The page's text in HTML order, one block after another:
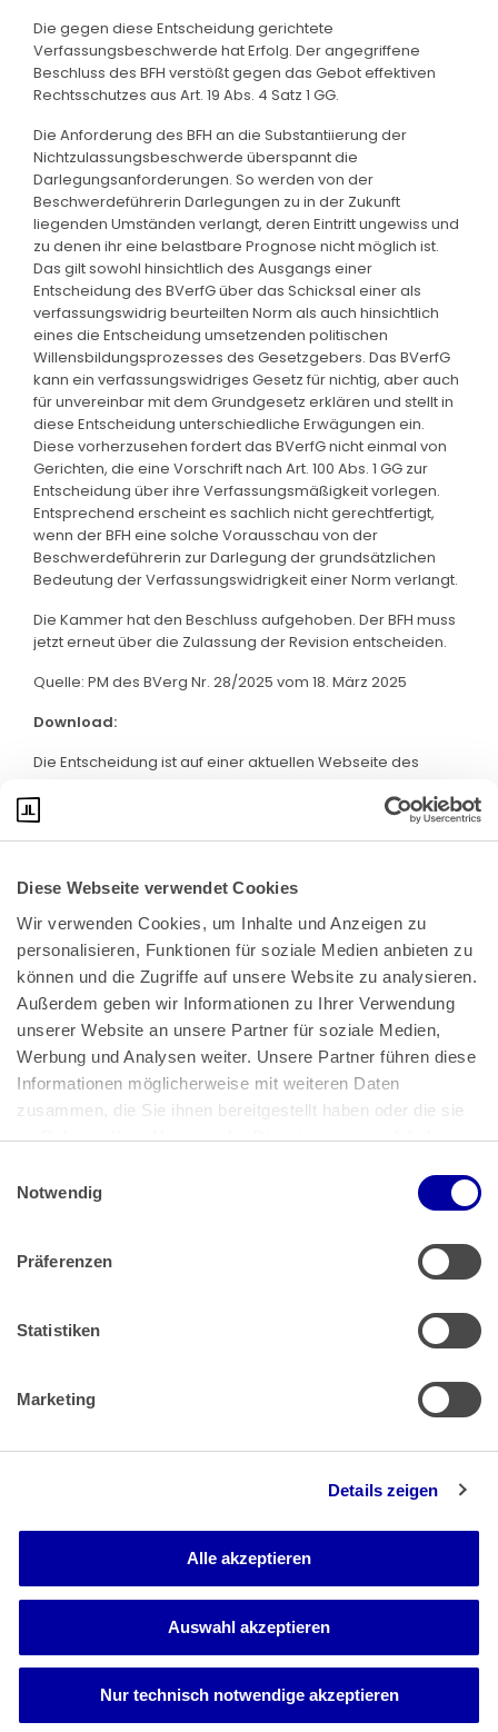
Diese Webseite verwendet Cookies
Wir verwenden Cookies, um Inhalte und Anzeigen zu
personalisieren, Funktionen für soziale Medien anbieten zu
können und die Zugriffe auf unsere Website zu analysieren.
Außerdem geben wir Informationen zu Ihrer Verwendung
unserer Website an unsere Partner für soziale Medien,
Werbung und Analysen weiter. Unsere Partner führen diese
Informationen möglicherweise mit weiteren Daten
zusammen, die Sie ihnen bereitgestellt haben oder die sie
im Rahmen Ihrer Nutzung der Dienste gesammelt haben.
Impressum
Notwendig
Präferenzen
Statistiken
Marketing
Details zeigen
Alle akzeptieren
Auswahl akzeptieren
Nur technisch notwendige akzeptieren
Die gegen diese Entscheidung gerichtete
Verfassungsbeschwerde hat Erfolg. Der angegriffene
Beschluss des BFH verstößt gegen das Gebot effektiven
Rechtsschutzes aus Art. 19 Abs. 4 Satz 1 GG.
Die Anforderung des BFH an die Substantiierung der
Nichtzulassungsbeschwerde überspannt die
Darlegungsanforderungen. So werden von der
Beschwerdeführerin Darlegungen zu in der Zukunft
liegenden Umständen verlangt, deren Eintritt ungewiss und
zu denen ihr eine belastbare Prognose nicht möglich ist.
Das gilt sowohl hinsichtlich des Ausgangs einer
Entscheidung des BVerfG über das Schicksal einer als
verfassungswidrig beurteilten Norm als auch hinsichtlich
eines die Entscheidung umsetzenden politischen
Willensbildungsprozesses des Gesetzgebers. Das BVerfG
kann ein verfassungswidriges Gesetz für nichtig, aber auch
für unvereinbar mit dem Grundgesetz erklären und stellt in
diese Entscheidung unterschiedliche Erwägungen ein.
Diese vorherzusehen fordert das BVerfG nicht einmal von
Gerichten, die eine Vorschrift nach Art. 100 Abs. 1 GG zur
Entscheidung über ihre Verfassungsmäßigkeit vorlegen.
Entsprechend erscheint es sachlich nicht gerechtfertigt,
wenn der BFH eine solche Vorausschau von der
Beschwerdeführerin zur Darlegung der grundsätzlichen
Bedeutung der Verfassungswidrigkeit einer Norm verlangt.
Die Kammer hat den Beschluss aufgehoben. Der BFH muss
jetzt erneut über die Zulassung der Revision entscheiden.
Quelle: PM des BVerg Nr. 28/2025 vom 18. März 2025
Download:
Die Entscheidung ist auf einer aktuellen Webseite des
Bundeskanzlerplatz 2
53113 Bonn
Pressemitteilungen|AGB
Impressum|Datenschutz
Muster Widerrufsformular (PDF)
Barrierefreiheit